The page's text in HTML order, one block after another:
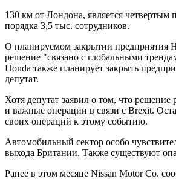
130 км от Лондона, является четвертым
порядка 3,5 тыс. сотрудников.
О планируемом закрытии предприятия
решение "связано с глобальными
Honda также планирует закрыть
депутат.
Хотя депутат заявил о том, что решение
и важные операции в связи с Brexit.
своих операций к этому событию.
Автомобильный сектор особо
выхода Британии. Также существуют
Ранее в этом месяце Nissan Motor Co.